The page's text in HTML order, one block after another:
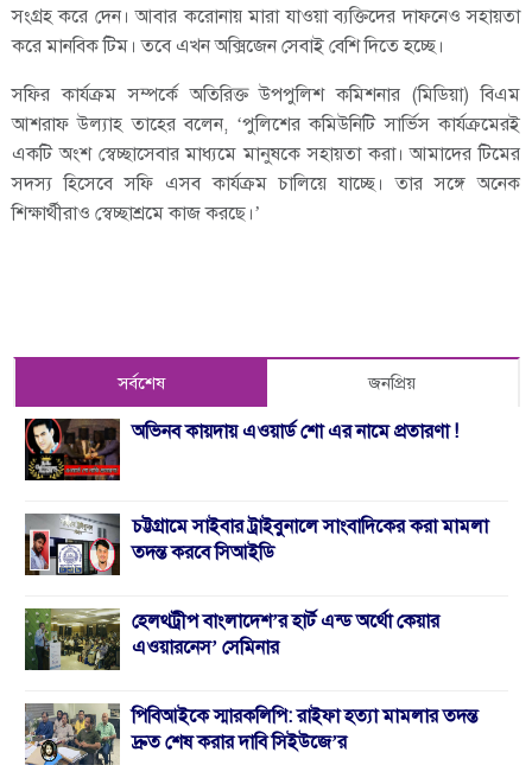
সংগ্রহ করে দেন। আবার করোনায় মারা যাওয়া ব্যক্তিদের দাফনেও সহায়তা
করে মানবিক টিম। তবে এখন অক্সিজেন সেবাই বেশি দিতে হচ্ছে।
সফির কার্যক্রম সম্পর্কে অতিরিক্ত উপপুলিশ কমিশনার (মিডিয়া) বিএম
আশরাফ উল্যাহ তাহের বলেন, ‘পুলিশের কমিউনিটি সার্ভিস কার্যক্রমেরই
একটি অংশ স্বেচ্ছাসেবার মাধ্যমে মানুষকে সহায়তা করা। আমাদের টিমের
সদস্য হিসেবে সফি এসব কার্যক্রম চালিয়ে যাচ্ছে। তার সঙ্গে অনেক
শিক্ষার্থীরাও স্বেচ্ছাশ্রমে কাজ করছে।’
সর্বশেষ জনপ্রিয়
অভিনব কায়দায় এওয়ার্ড শো এর নামে প্রতারণা !
চট্টগ্রামে সাইবার ট্রাইবুনালে সাংবাদিকের করা মামলা
তদন্ত করবে সিআইডি
হেলথট্রীপ বাংলাদেশ’র হার্ট এন্ড অর্থো কেয়ার
এওয়ারনেস’ সেমিনার
পিবিআইকে স্মারকলিপি: রাইফা হত্যা মামলার তদন্ত
দ্রুত শেষ করার দাবি সিইউজে’র